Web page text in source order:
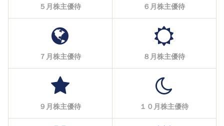
５月株主優待 ６月株主優待
７月株主優待 ８月株主優待
９月株主優待 １０月株主優待